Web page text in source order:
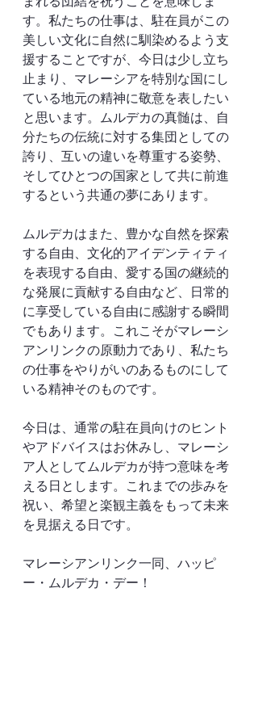
す。私たちの仕事は、駐在員がこの
美しい文化に自然に馴染めるよう支
援することですが、今日は少し立ち
止まり、マレーシアを特別な国にし
ている地元の精神に敬意を表したい
と思います。ムルデカの真髄は、自
分たちの伝統に対する集団としての
誇り、互いの違いを尊重する姿勢、
そしてひとつの国家として共に前進
するという共通の夢にあります。
ムルデカはまた、豊かな自然を探索
する自由、文化的アイデンティティ
を表現する自由、愛する国の継続的
な発展に貢献する自由など、日常的
に享受している自由に感謝する瞬間
でもあります。これこそがマレーシ
アンリンクの原動力であり、私たち
の仕事をやりがいのあるものにして
いる精神そのものです。
今日は、通常の駐在員向けのヒント
やアドバイスはお休みし、マレーシ
ア人としてムルデカが持つ意味を考
える日とします。これまでの歩みを
祝い、希望と楽観主義をもって未来
を見据える日です。
マレーシアンリンク一同、ハッピ
ー・ムルデカ・デー！